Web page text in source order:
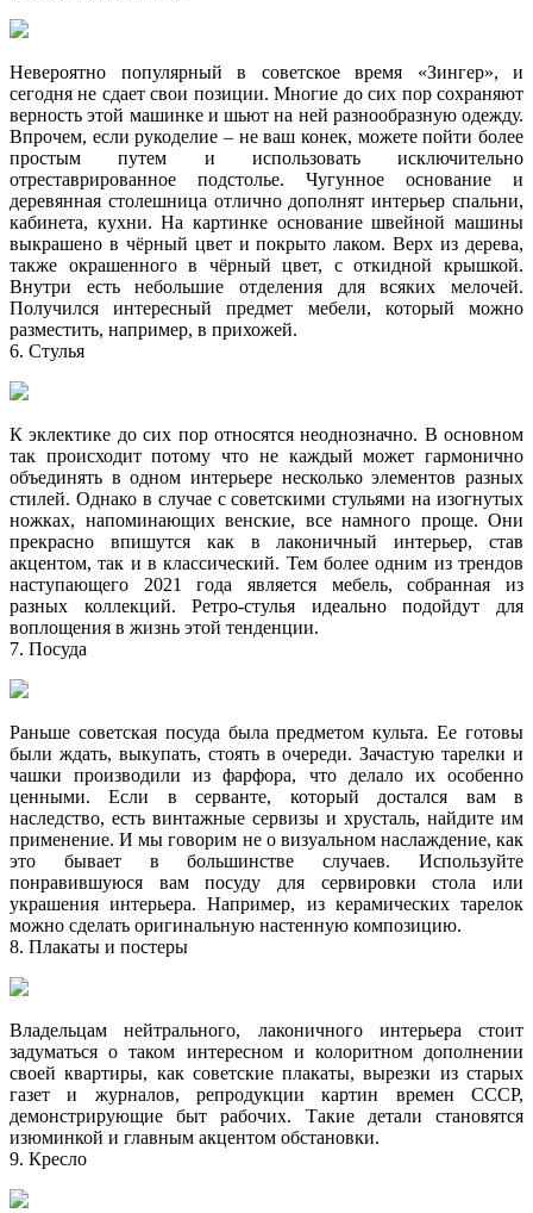
Невероятно популярный в советское время «Зингер», и
сегодня не сдает свои позиции. Многие до сих пор сохраняют
верность этой машинке и шьют на ней разнообразную одежду.
Впрочем, если рукоделие – не ваш конек, можете пойти более
простым путем и использовать исключительно
отреставрированное подстолье. Чугунное основание и
деревянная столешница отлично дополнят интерьер спальни,
кабинета, кухни. На картинке основание швейной машины
выкрашено в чёрный цвет и покрыто лаком. Верх из дерева,
также окрашенного в чёрный цвет, с откидной крышкой.
Внутри есть небольшие отделения для всяких мелочей.
Получился интересный предмет мебели, который можно
разместить, например, в прихожей.
6. Стулья
К эклектике до сих пор относятся неоднозначно. В основном
так происходит потому что не каждый может гармонично
объединять в одном интерьере несколько элементов разных
стилей. Однако в случае с советскими стульями на изогнутых
ножках, напоминающих венские, все намного проще. Они
прекрасно впишутся как в лаконичный интерьер, став
акцентом, так и в классический. Тем более одним из трендов
наступающего 2021 года является мебель, собранная из
разных коллекций. Ретро-стулья идеально подойдут для
воплощения в жизнь этой тенденции.
7. Посуда
Раньше советская посуда была предметом культа. Ее готовы
были ждать, выкупать, стоять в очереди. Зачастую тарелки и
чашки производили из фарфора, что делало их особенно
ценными. Если в серванте, который достался вам в
наследство, есть винтажные сервизы и хрусталь, найдите им
применение. И мы говорим не о визуальном наслаждение, как
это бывает в большинстве случаев. Используйте
понравившуюся вам посуду для сервировки стола или
украшения интерьера. Например, из керамических тарелок
можно сделать оригинальную настенную композицию.
8. Плакаты и постеры
Владельцам нейтрального, лаконичного интерьера стоит
задуматься о таком интересном и колоритном дополнении
своей квартиры, как советские плакаты, вырезки из старых
газет и журналов, репродукции картин времен СССР,
демонстрирующие быт рабочих. Такие детали становятся
изюминкой и главным акцентом обстановки.
9. Кресло